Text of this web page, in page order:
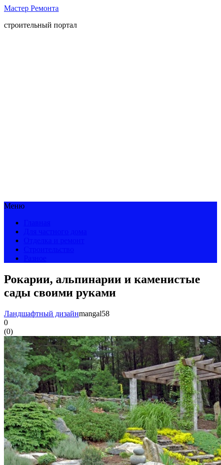
Мастер Ремонта
строительный портал
Меню
Рокарии, альпинарии и каменистые
сады своими руками
Ландшафтный дизайнmangal58
0
(0)